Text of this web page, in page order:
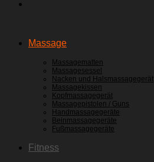
Massage
Massagematten
Massagesessel
Nacken und Halsmassagegerät
Massagekissen
Kopfmassagegerät
Massagepistolen / Guns
Handmassagegeräte
Beinmassagegeräte
Fußmassagegeräte
Fitness